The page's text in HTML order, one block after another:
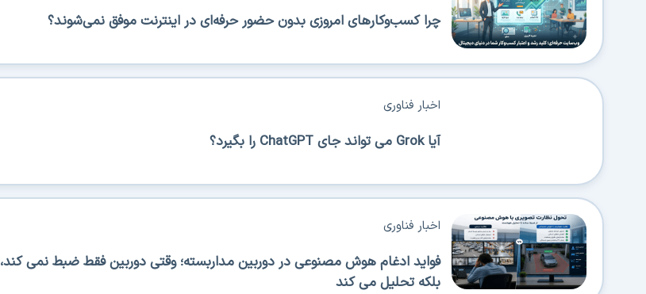
چرا کسب‌وکارهای امروزی بدون حضور حرفه‌ای در اینترنت موفق نمی‌شوند؟
آیا Grok می تواند جای ChatGPT را بگیرد؟
اخبار فناوری
فواید ادغام هوش مصنوعی در دوربین مداربسته؛ وقتی دوربین فقط ضبط نمی کند،
بلکه تحلیل می کند
اخبار فناوری